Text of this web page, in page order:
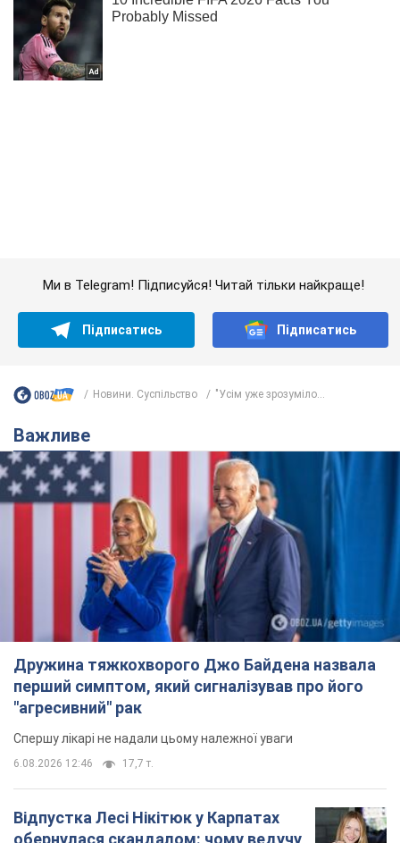
Дружина тяжкохворого Джо Байдена назвала
перший симптом, який сигналізував про його
"агресивний" рак
Спершу лікарі не надали цьому належної уваги
6.08.2026 12:46 17,7 т.
Відпустка Лесі Нікітюк у Карпатах
обернулася скандалом: чому ведучу
несправедливо захейтили
Знаменитість вийшла на пряму комунікацію в
"Динамо" з перемоги стартувало у
кваліфікації Ліги конференцій. Відео